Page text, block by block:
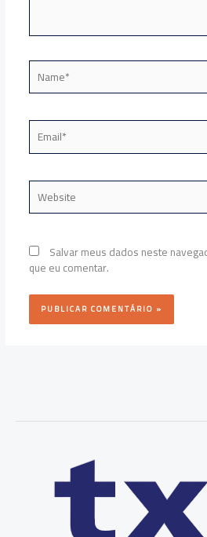
Name*
Email*
Website
Salvar meus dados neste
que eu comentar.